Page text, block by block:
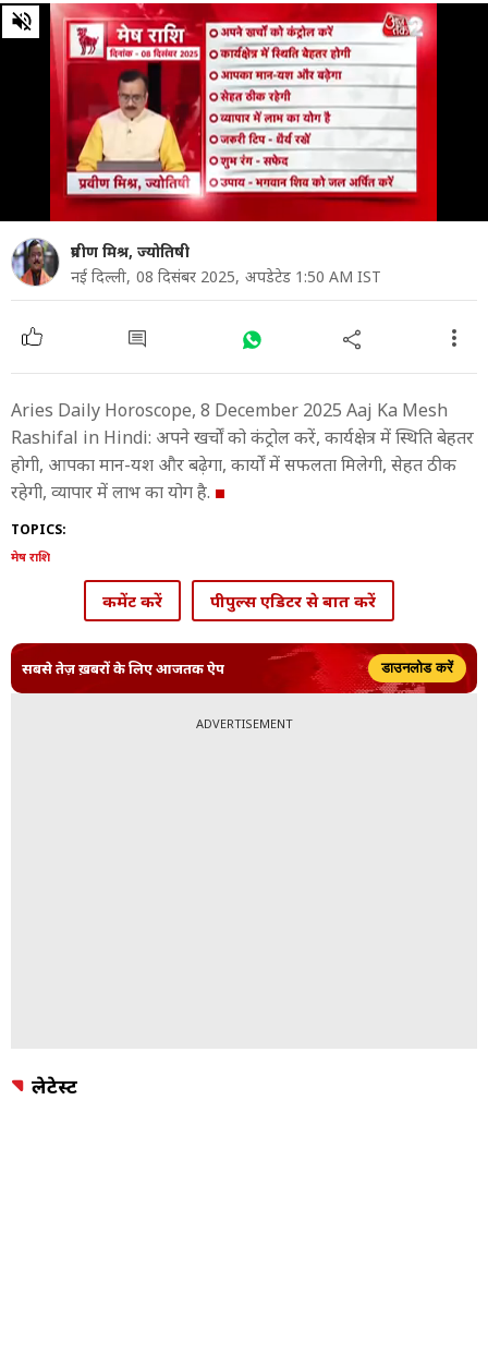
0
of
seconds
प्रवीण मिश्र, ज्योतिषी
नई दिल्ली, 08 दिसंबर 2025, अपडेटेड 1:50 AM IST
Aries Daily Horoscope, 8 December 2025 Aaj Ka Mesh
Rashifal in Hindi: अपने खर्चों को कंट्रोल करें, कार्यक्षेत्र में स्थिति बेहतर
होगी, आपका मान-यश और बढ़ेगा, कार्यों में सफलता मिलेगी, सेहत ठीक
रहेगी, व्यापार में लाभ का योग है.
TOPICS:
मेष राशि
कमेंट करें पीपुल्स एडिटर से बात करें
सबसे तेज़ ख़बरों के लिए आजतक ऐप डाउनलोड करें
ADVERTISEMENT
लेटेस्ट